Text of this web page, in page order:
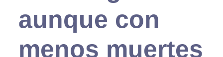
aunque con
menos muertes